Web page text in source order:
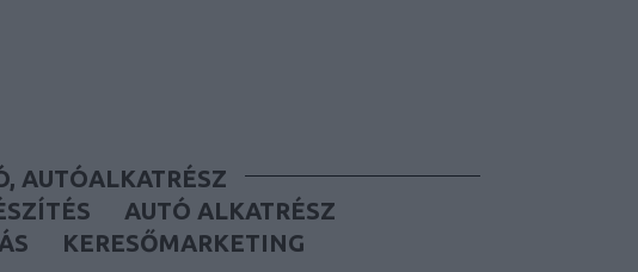
AUTÓALKATRÉSZ
AUTÓ ALKATRÉSZ
KERESŐMARKETING